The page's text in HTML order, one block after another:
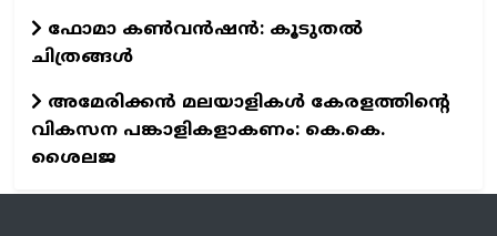
ഫോമാ കണ്‍വന്‍ഷന്‍: കൂടുതല്‍
ചിത്രങ്ങള്‍
അമേരിക്കൻ മലയാളികൾ കേരളത്തിന്റെ
വികസന പങ്കാളികളാകണം: കെ.കെ.
ശൈലജ